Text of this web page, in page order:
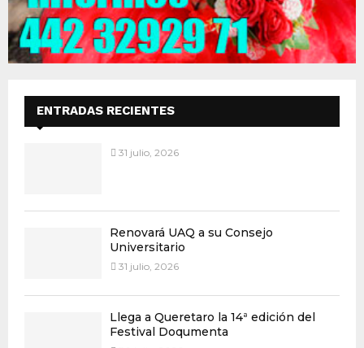
ENTRADAS RECIENTES
31 julio, 2026
Renovará UAQ a su Consejo
Universitario
31 julio, 2026
Llega a Queretaro la 14ª edición del
Festival Doqumenta